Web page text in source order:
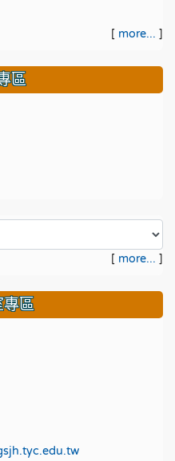
[ more... ]
區
[ more... ]
專區